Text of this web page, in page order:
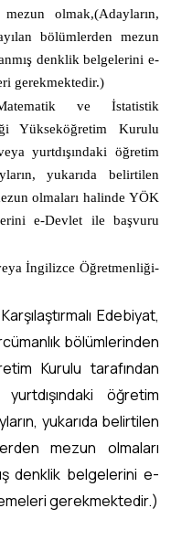
olmak,(Adayların,
bölümlerden mezun
denklik belgelerini e-
gerekmektedir.)
ve İstatistik
Yükseköğretim Kurulu
yurtdışındaki öğretim
yukarıda belirtilen
olmaları halinde YÖK
e-Devlet ile başvuru
İngilizce Öğretmenliği-
Edebiyat,
bölümlerinden
Kurulu tarafından
öğretim
yukarıda belirtilen
mezun olmaları
denklik belgelerini e-
gerekmektedir.)